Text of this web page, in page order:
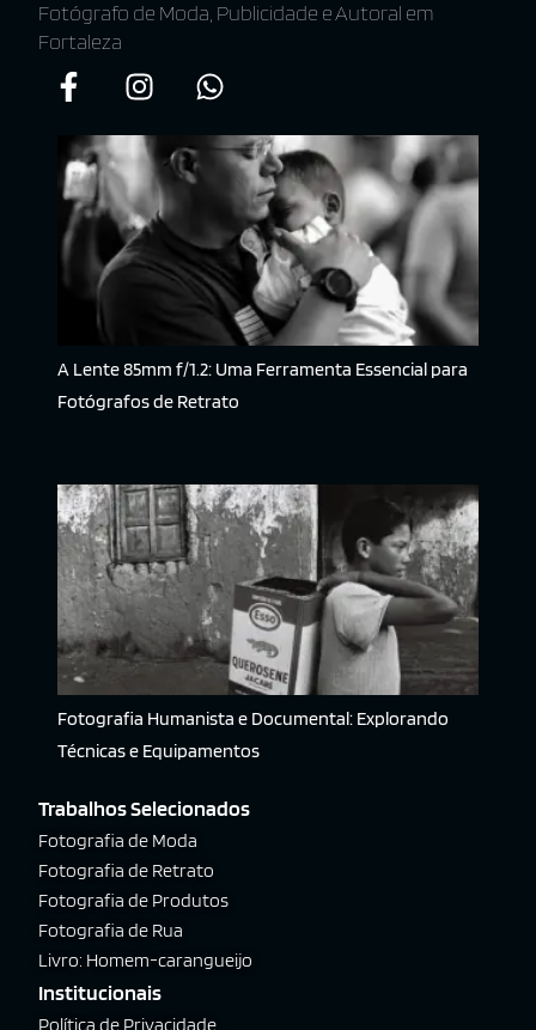
Fotógrafo de Moda, Publicidade e Autoral em
Fortaleza
A Lente 85mm f/1.2: Uma Ferramenta Essencial para
Fotógrafos de Retrato
Fotografia Humanista e Documental: Explorando
Técnicas e Equipamentos
Trabalhos Selecionados
Fotografia de Moda
Fotografia de Retrato
Fotografia de Produtos
Fotografia de Rua
Livro: Homem-carangueijo
Institucionais
Política de Privacidade